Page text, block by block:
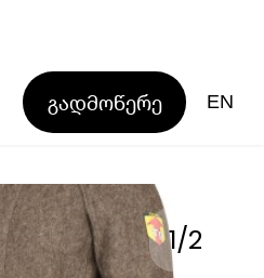
გადმოწერე EN
1/2